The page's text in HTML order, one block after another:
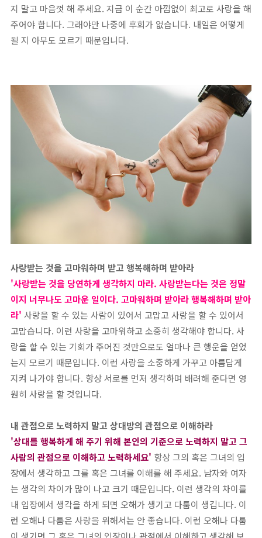
지 말고 마음껏 해 주세요. 지금 이 순간 아낌없이 최고로 사랑을 해
주어야 합니다. 그래야만 나중에 후회가 없습니다. 내일은 어떻게
될 지 아무도 모르기 때문입니다.
사랑받는 것을 고마워하며 받고 행복해하며 받아라
'사랑받는 것을 당연하게 생각하지 마라. 사랑받는다는 것은 정말
이지 너무나도 고마운 일이다. 고마워하며 받아라 행복해하며 받아
라' 사랑을 할 수 있는 사람이 있어서 고맙고 사랑을 할 수 있어서
고맙습니다. 이런 사랑을 고마워하고 소중히 생각해야 합니다. 사
랑을 할 수 있는 기회가 주어진 것만으로도 얼마나 큰 행운을 얻었
는지 모르기 때문입니다. 이런 사랑을 소중하게 가꾸고 아름답게
지켜 나가야 합니다. 항상 서로를 먼저 생각하며 배려해 준다면 영
원히 사랑을 할 것입니다.
내 관점으로 노력하지 말고 상대방의 관점으로 이해하라
'상대를 행복하게 해 주기 위해 본인의 기준으로 노력하지 말고 그
사람의 관점으로 이해하고 노력하세요' 항상 그의 혹은 그녀의 입
장에서 생각하고 그를 혹은 그녀를 이해를 해 주세요. 남자와 여자
는 생각의 차이가 많이 나고 크기 때문입니다. 이런 생각의 차이를
내 입장에서 생각을 하게 되면 오해가 생기고 다툼이 생깁니다. 이
런 오해나 다툼은 사랑을 위해서는 안 좋습니다. 이런 오해나 다툼